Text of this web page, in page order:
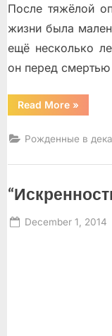
После тяжёлой
жизни была
ещё несколько
он перед смертью
Read More“«Деда,
»
Рожденные в
Posted
December 1, 2014